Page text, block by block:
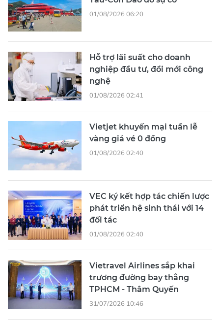
01/08/2026 06:20
Hỗ trợ lãi suất cho doanh
nghiệp đầu tư, đổi mới công
nghệ
01/08/2026 02:41
Vietjet khuyến mại tuần lễ
vàng giá vé 0 đồng
01/08/2026 02:40
VEC ký kết hợp tác chiến lược
phát triển hệ sinh thái với 14
đối tác
01/08/2026 02:40
Vietravel Airlines sắp khai
trương đường bay thẳng
TPHCM - Thâm Quyến
31/07/2026 10:46